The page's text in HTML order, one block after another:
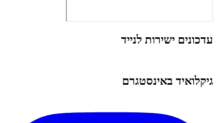
עדכונים ישירות לנייד
גיקלואיד באינסטגרם